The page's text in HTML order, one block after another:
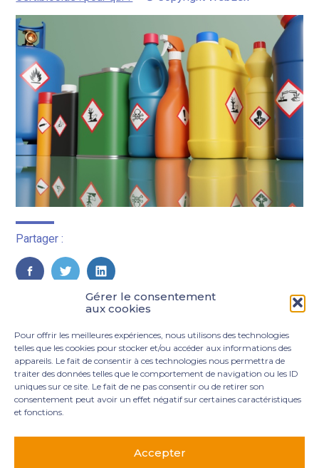
Gérer le consentement
aux cookies
Pour offrir les meilleures expériences, nous utilisons des technologies
telles que les cookies pour stocker et/ou accéder aux informations des
appareils. Le fait de consentir à ces technologies nous permettra de
traiter des données telles que le comportement de navigation ou les ID
uniques sur ce site. Le fait de ne pas consentir ou de retirer son
consentement peut avoir un effet négatif sur certaines caractéristiques
et fonctions.
Accepter
Partager :
FaceBook
TwitterLinkedIn
Principale
3 rue Marie Dupil – La Plaine Petit Manoir – 97232 Le